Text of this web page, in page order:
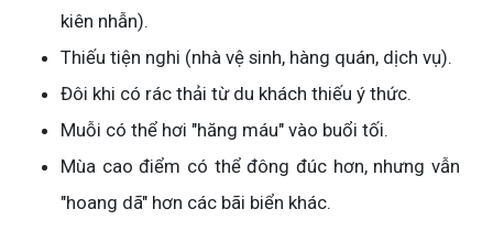
kiên nhẫn).
Thiếu tiện nghi (nhà vệ sinh, hàng quán, dịch vụ).
Đôi khi có rác thải từ du khách thiếu ý thức.
Muỗi có thể hơi "hăng máu" vào buổi tối.
Mùa cao điểm có thể đông đúc hơn, nhưng vẫn
"hoang dã" hơn các bãi biển khác.